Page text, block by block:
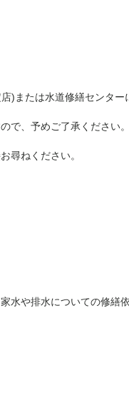
または水道修繕センター
で、予めご了承ください。
尋ねください。
水や排水についての修繕